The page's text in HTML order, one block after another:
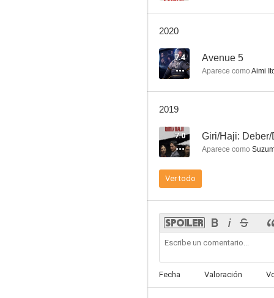
2020
7.4 Avenue 5
Aparece como Aimi
2019
7.0 Giri/Haji:
Aparece como
Ver todo
Fecha Valoración